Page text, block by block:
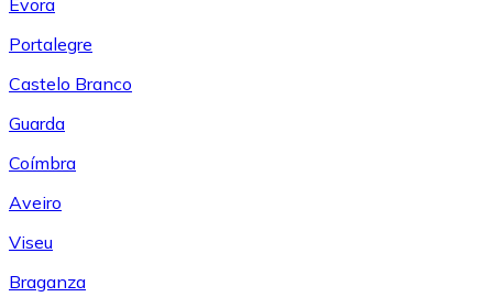
Portalegre
Castelo Branco
Guarda
Coímbra
Aveiro
Viseu
Braganza